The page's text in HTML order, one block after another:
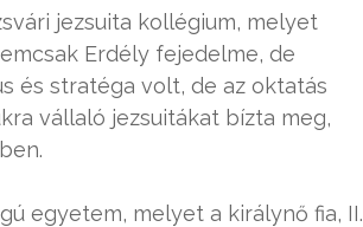
jezsuita kollégium, melyet
Erdély fejedelme, de
és stratéga volt, de az oktatás
vállaló jezsuitákat bízta meg,
egyetem, melyet a királynő fia, II.